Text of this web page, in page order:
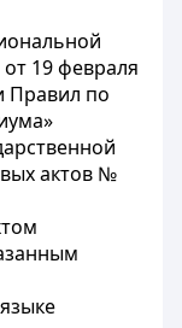
19 февраля
Правил по
актов №